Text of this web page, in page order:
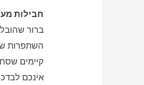
חבילות
ברור
השתפרות
קיימים
אינכם